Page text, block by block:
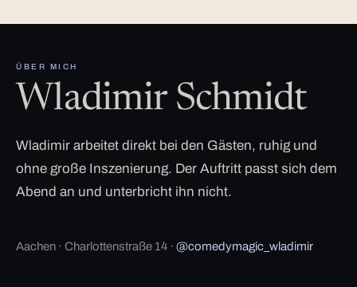
ÜBER MICH
Wladimir Schmidt
Wladimir arbeitet direkt bei den Gästen, ruhig und
ohne große Inszenierung. Der Auftritt passt sich dem
Abend an und unterbricht ihn nicht.
Aachen · Charlottenstraße 14 · @comedymagic_wladimir